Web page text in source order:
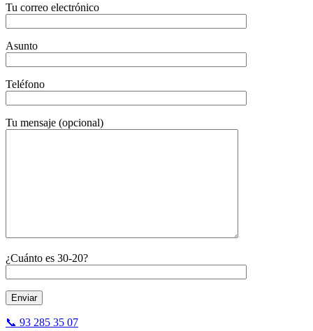
Tu correo electrónico
Asunto
Teléfono
Tu mensaje (opcional)
¿Cuánto es 30-20?
📞 93 285 35 07